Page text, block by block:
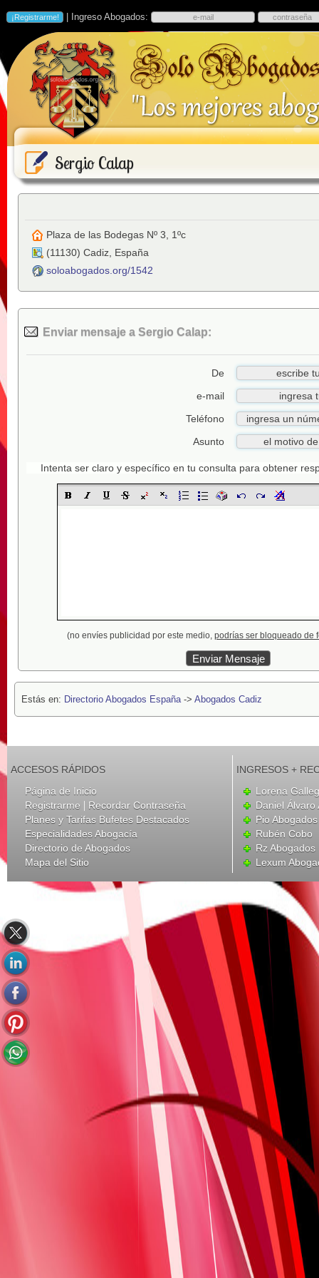
| Ingreso Abogados:
Sergio Calap
Plaza de las Bodegas Nº 3, 1ºc
(11130) Cadiz España
soloabogados.org/1542
Enviar mensaje a Sergio Calap:
De
e-mail
Teléfono
Asunto
Intenta ser claro y específico en tu consulta para obtener
(no envíes publicidad por este medio, podrías ser bloqueado de
Estás en: Directorio Abogados España-> Abogados Cadiz
ACCESOS RÁPIDOS
Página de Inicio
Registrarme | Recordar Contraseña
Planes y Tarifas Bufetes Destacados
Especialidades Abogacía
Directorio de Abogados
Mapa del Sitio
INGRESOS +
Lorena
Daniel Álvaro
Pio
Rubén Cobo
Rz Abogados
Lexum